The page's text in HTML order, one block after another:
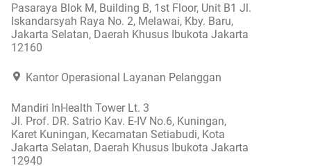
Pasaraya Blok M, Building B, 1st Floor, Unit B1 Jl.
Iskandarsyah Raya No. 2, Melawai, Kby. Baru,
Jakarta Selatan, Daerah Khusus Ibukota Jakarta
12160
Kantor Operasional Layanan Pelanggan
Mandiri InHealth Tower Lt. 3
Jl. Prof. DR. Satrio Kav. E-IV No.6, Kuningan,
Karet Kuningan, Kecamatan Setiabudi, Kota
Jakarta Selatan, Daerah Khusus Ibukota Jakarta
12940